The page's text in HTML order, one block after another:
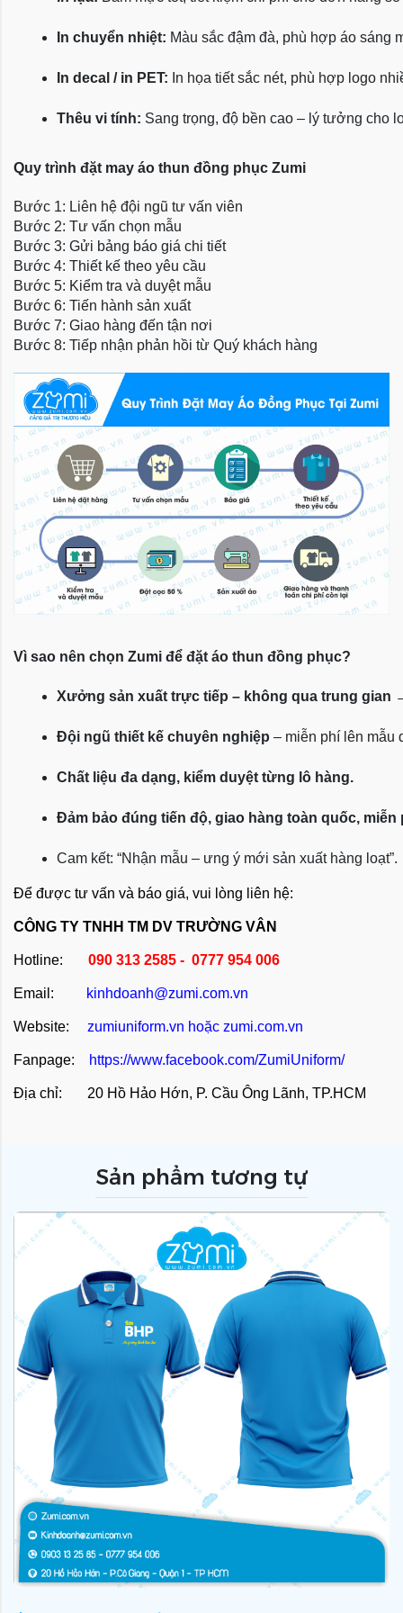
In chuyển nhiệt: Màu sắc đậm đà, phù hợp áo sáng
In decal / in PET: In họa tiết sắc nét, phù hợp logo
Thêu vi tính: Sang trọng, độ bền cao – lý tưởng cho
Quy trình đặt may áo thun đồng phục Zumi
Bước 1: Liên hệ đội ngũ tư vấn viên
Bước 2: Tư vấn chọn mẫu
Bước 3: Gửi bảng báo giá chi tiết
Bước 4: Thiết kế theo yêu cầu
Bước 5: Kiểm tra và duyệt mẫu
Bước 6: Tiến hành sản xuất
Bước 7: Giao hàng đến tận nơi
Bước 8: Tiếp nhận phản hồi từ Quý khách hàng
Vì sao nên chọn Zumi để đặt áo thun đồng phục?
Xưởng sản xuất trực tiếp – không qua trung gian
Đội ngũ thiết kế chuyên nghiệp – miễn phí lên mẫu
Chất liệu đa dạng, kiểm duyệt từng lô hàng.
Đảm bảo đúng tiến độ, giao hàng toàn quốc, miễn
Cam kết: “Nhận mẫu – ưng ý mới sản xuất hàng loạt”.
Để được tư vấn và báo giá, vui lòng liên hệ:
CÔNG TY TNHH TM DV TRƯỜNG VÂN
Hotline: 090 313 2585 - 0777 954 006
Email: kinhdoanh@zumi.com.vn
Website: zumiuniform.vn hoặc zumi.com.vn
Fanpage: https://www.facebook.com/ZumiUniform/
Địa chỉ: 20 Hồ Hảo Hớn, P. Cầu Ông Lãnh, TP.HCM
Sản phẩm tương tự